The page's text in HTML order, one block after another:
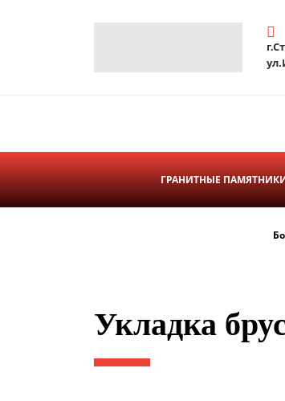
ГРАНИТНЫЕ
Укладка